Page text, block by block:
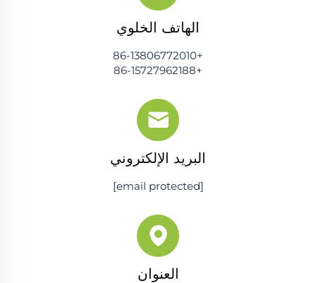
الهاتف الخلوي
+86-13806772010
+86-15727962188
البريد الإلكتروني
[email protected]
العنوان